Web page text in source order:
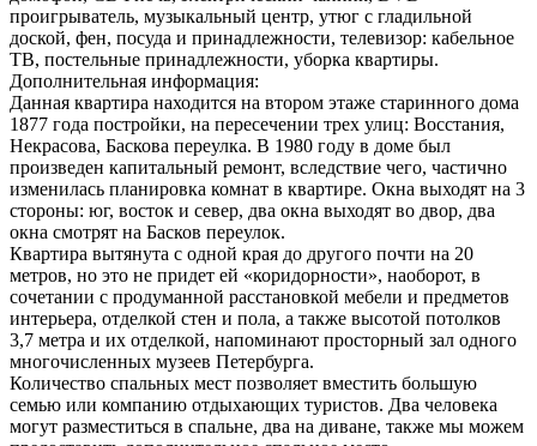
проигрыватель, музыкальный центр, утюг с гладильной
доской, фен, посуда и принадлежности, телевизор: кабельное
ТВ, постельные принадлежности, уборка квартиры.
Дополнительная информация:
Данная квартира находится на втором этаже старинного дома
1877 года постройки, на пересечении трех улиц: Восстания,
Некрасова, Баскова переулка. В 1980 году в доме был
произведен капитальный ремонт, вследствие чего, частично
изменилась планировка комнат в квартире. Окна выходят на 3
стороны: юг, восток и север, два окна выходят во двор, два
окна смотрят на Басков переулок.
Квартира вытянута с одной края до другого почти на 20
метров, но это не придет ей «коридорности», наоборот, в
сочетании с продуманной расстановкой мебели и предметов
интерьера, отделкой стен и пола, а также высотой потолков
3,7 метра и их отделкой, напоминают просторный зал одного
многочисленных музеев Петербурга.
Количество спальных мест позволяет вместить большую
семью или компанию отдыхающих туристов. Два человека
могут разместиться в спальне, два на диване, также мы можем